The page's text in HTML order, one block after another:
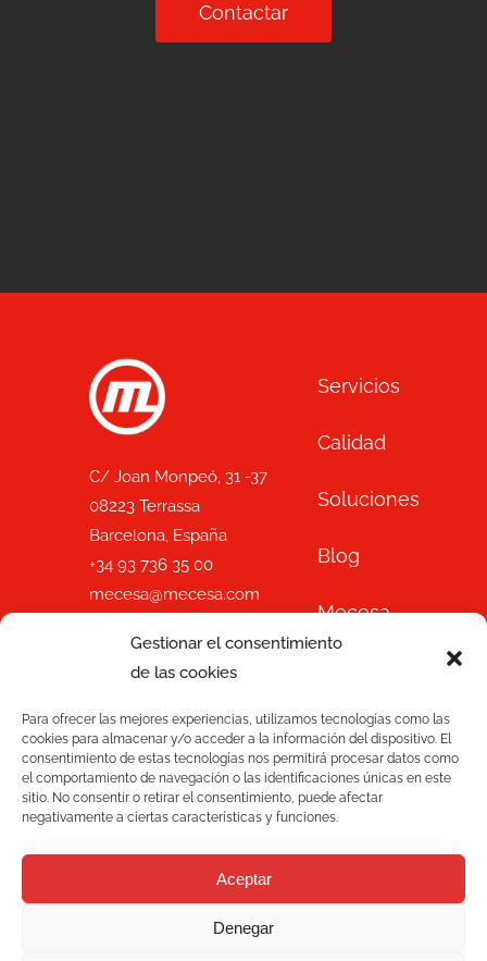
Gestionar el consentimiento
de las cookies
Para ofrecer las mejores experiencias, utilizamos tecnologías como las
cookies para almacenar y/o acceder a la información del dispositivo. El
consentimiento de estas tecnologías nos permitirá procesar datos como
el comportamiento de navegación o las identificaciones únicas en este
sitio. No consentir o retirar el consentimiento, puede afectar
negativamente a ciertas características y funciones.
Aceptar
Denegar
Contactar
C/ Joan Monpeó, 31 -37
08223 Terrassa
Barcelona, España
+34 93 736 35 00
mecesa@mecesa.com
Servicios
Calidad
Soluciones
Blog
Mecesa
NEWSLETTER
Suscríbete